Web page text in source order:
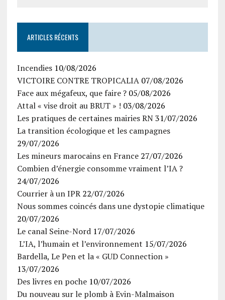
ARTICLES RÉCENTS
Incendies 10/08/2026
VICTOIRE CONTRE TROPICALIA 07/08/2026
Face aux mégafeux, que faire ? 05/08/2026
Attal « vise droit au BRUT » ! 03/08/2026
Les pratiques de certaines mairies RN 31/07/2026
La transition écologique et les campagnes
29/07/2026
Les mineurs marocains en France 27/07/2026
Combien d’énergie consomme vraiment l’IA ?
24/07/2026
Courrier à un IPR 22/07/2026
Nous sommes coincés dans une dystopie climatique
20/07/2026
Le canal Seine-Nord 17/07/2026
L’IA, l’humain et l’environnement 15/07/2026
Bardella, Le Pen et la « GUD Connection »
13/07/2026
Des livres en poche 10/07/2026
Du nouveau sur le plomb à Evin-Malmaison